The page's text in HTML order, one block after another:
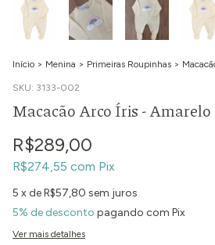
Início > Menina > Primeiras Roupinhas >
SKU: 3133-002
Macacão Arco Íris - Amarelo
R$289,00
R$274,55 com Pix
5 x deR$57,80 sem juros
5% de desconto pagando com Pix
Ver mais detalhes